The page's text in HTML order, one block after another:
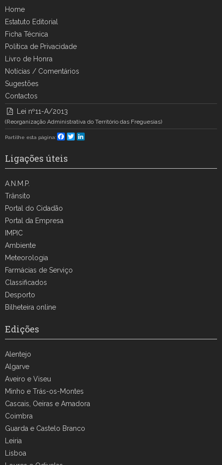
Home
Estatuto Editorial
Ficha Técnica
Política de Privacidade
Livro de Honra
Notícias / Comentários
Sugestões
Contactos
Lei nº11-A/2013
(Reorganização Administrativa do Território das Freguesias)
Partilhe esta página: Facebook
Twitter
Ligações úteis
A.N.M.P.
Trânsito
Portal do Cidadão
Portal da Empresa
IMPIC
Ambiente
Meteorologia
Farmácias de Serviço
Classificados
Desporto
Bilheteira online
Edições
Alentejo
Algarve
Aveiro e Viseu
Minho e Trás-os-Montes
Cascais, Oeiras e Amadora
Coimbra
Guarda e Castelo Branco
Leiria
Lisboa